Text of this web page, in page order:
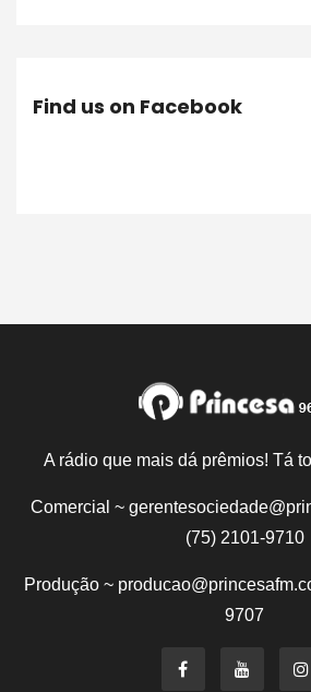
Find us on Facebook
A rádio que mais dá prêmios! Tá
Comercial ~
(75) 2101-9710
Produção ~
9707